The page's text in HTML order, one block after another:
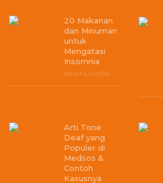
20 Makanan
dan Minuman
untuk
Mengatasi
Insomnia
SEHAT & CANTIK
Arti Tone
Deaf yang
Populer di
Medsos &
Contoh
Kasusnya